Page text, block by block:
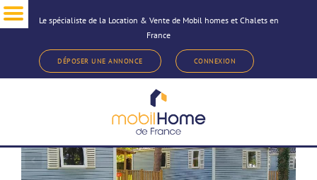
Le spécialiste de la Location & Vente de Mobil homes et Chalets en
France
DÉPOSER UNE ANNONCE CONNEXION
< Revenir à la sélection d'annonce